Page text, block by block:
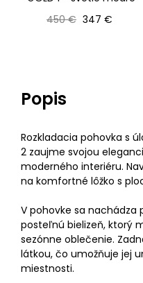
Bežná cena
450 € Cena
347 €
Popis
Rozkladacia pohovka s
2 zaujme svojou
moderného interiéru.
na komfortné lôžko s
V pohovke sa nachádza
posteľnú bielizeň, ktorý
sezónne oblečenie.
látkou, čo umožňuje jej
miestnosti.